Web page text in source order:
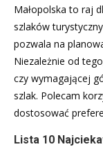
Małopolska to raj
szlaków
pozwala na
Niezależnie od
czy wymagającej
szlak. Polecam
dostosować
Lista 10